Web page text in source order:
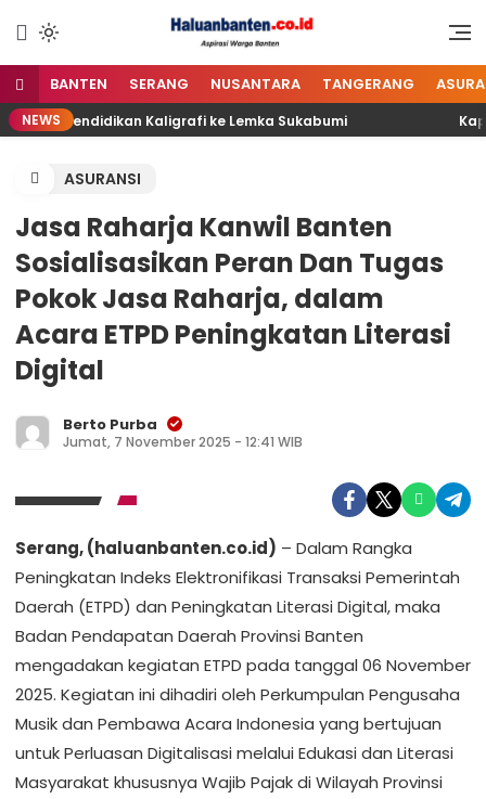
konten
Haluan Banten
Aspirasi Warga Banten
BANTEN SERANG NUSANTARA TANGERANG
NEWSPendidikan Kaligrafi ke Lemka Sukabumi
ASURANSI
Jasa Raharja Kanwil Banten
Sosialisasikan Peran Dan Tugas
Pokok Jasa Raharja, dalam
Acara ETPD Peningkatan Literasi
Digital
Berto Purba
Jumat, 7 November 2025 - 12:41 WIB
Serang, (haluanbanten.co.id) – Dalam Rangka
Peningkatan Indeks Elektronifikasi Transaksi Pemerintah
Daerah (ETPD) dan Peningkatan Literasi Digital, maka
Badan Pendapatan Daerah Provinsi Banten
mengadakan kegiatan ETPD pada tanggal 06 November
2025. Kegiatan ini dihadiri oleh Perkumpulan Pengusaha
Musik dan Pembawa Acara Indonesia yang bertujuan
untuk Perluasan Digitalisasi melalui Edukasi dan Literasi
Masyarakat khususnya Wajib Pajak di Wilayah Provinsi